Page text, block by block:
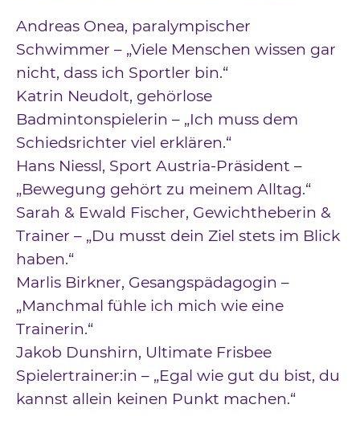
Andreas Onea, paralympischer
Schwimmer – „Viele Menschen wissen gar
nicht, dass ich Sportler bin.“
Katrin Neudolt, gehörlose
Badmintonspielerin – „Ich muss dem
Schiedsrichter viel erklären.“
Hans Niessl, Sport Austria-Präsident –
„Bewegung gehört zu meinem Alltag.“
Sarah & Ewald Fischer, Gewichtheberin &
Trainer – „Du musst dein Ziel stets im Blick
haben.“
Marlis Birkner, Gesangspädagogin –
„Manchmal fühle ich mich wie eine
Trainerin.“
Jakob Dunshirn, Ultimate Frisbee
Spielertrainer:in – „Egal wie gut du bist, du
kannst allein keinen Punkt machen.“